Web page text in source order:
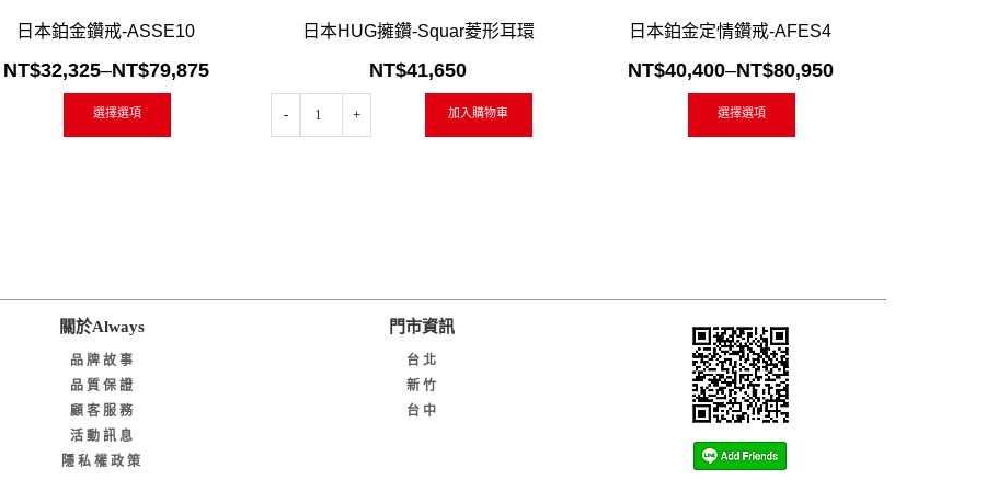
加入「願望清單」 快速閱讀
日本鉑金鑽戒-ASSE10
NT$32,325–NT$79,875
選擇選項
加入「願望清單」 快速閱讀
日本HUG擁鑽-Squar菱形耳環
NT$41,650
加入購物車
加入「願望清單」 快速閱讀
日本鉑金定情鑽戒-AFES4
NT$40,400–NT$80,950
選擇選項
關於Always
品牌故事
品質保證
顧客服務
活動訊息
隱私權政策
門市資訊
台北
新竹
台中